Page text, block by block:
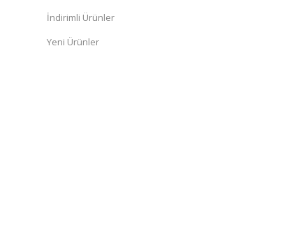
İndirimli Ürünler
Yeni Ürünler